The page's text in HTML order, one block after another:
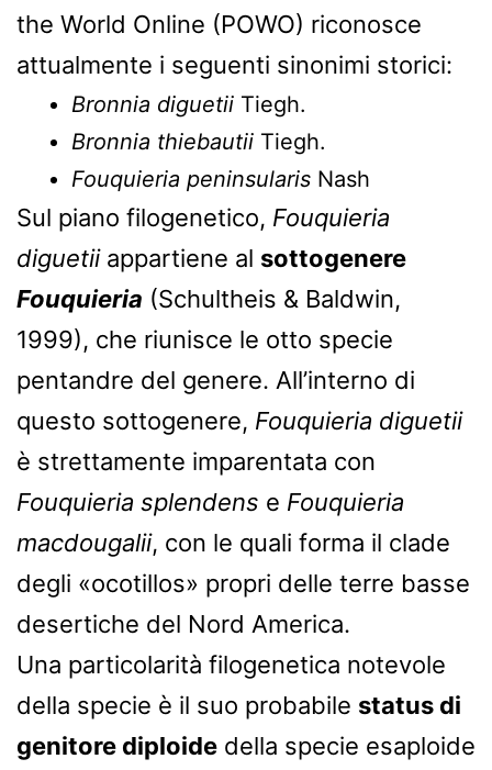
the World Online (POWO) riconosce
attualmente i seguenti sinonimi storici:
Bronnia diguetii Tiegh.
Bronnia thiebautii Tiegh.
Fouquieria peninsularis Nash
Sul piano filogenetico, Fouquieria
diguetiiappartiene al sottogenere
Fouquieria (Schultheis & Baldwin,
1999), che riunisce le otto specie
pentandre del genere. All’interno di
questo sottogenere, Fouquieria diguetii
è strettamente imparentata con
Fouquieria splendens e Fouquieria
macdougalii, con le quali forma il clade
degli «ocotillos» propri delle terre basse
desertiche del Nord America.
Una particolarità filogenetica notevole
della specie è il suo probabile status di
genitore diploide della specie esaploide